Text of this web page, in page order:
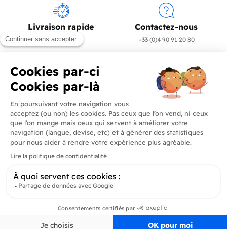
Livraison rapide
en 24/72h
Contactez-nous
+33 (0)4 90 91 20 80